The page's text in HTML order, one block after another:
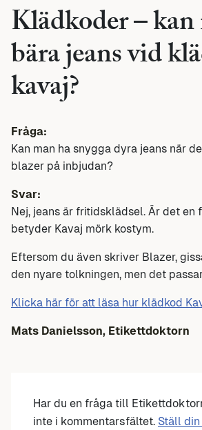
Klädkoder –
bära jeans vid
kavaj?
Fråga:
Kan man ha snygga dyra jeans när
blazer på inbjudan?
Svar:
Nej, jeans är fritidsklädsel. Är det en
betyder Kavaj mörk kostym.
Eftersom du även skriver Blazer,
den nyare tolkningen, men det
Klicka här för att läsa hur klädkod
Mats Danielsson, Etikettdoktorn
Har du en fråga till
inte i kommentarsfältet. Ställ